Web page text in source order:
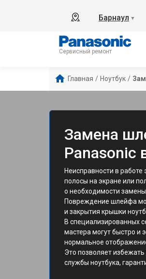
Барнаул ▼
Сервисный ремонт
Главная / Ноутбук /
Замена
Panasonic
Неисправности в работе
полосы на экране или
о необходимости
Повреждение шлейфа
и закрытия крышки
В специализированных
мастера могут быстро и
нормальное
Это позволяет
службы ноутбука,